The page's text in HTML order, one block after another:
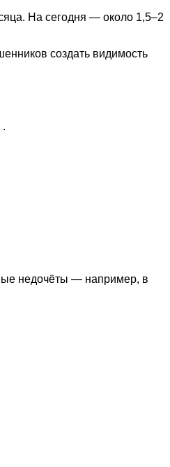
На сегодня — около 1,5–2
создать видимость
.
недочёты — например, в